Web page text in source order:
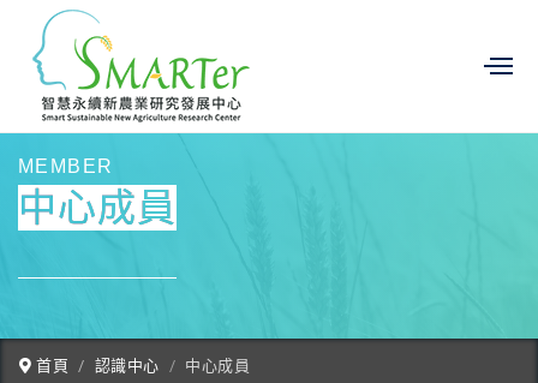
MEMBER
中心成員
首頁 認識中心 中心成員